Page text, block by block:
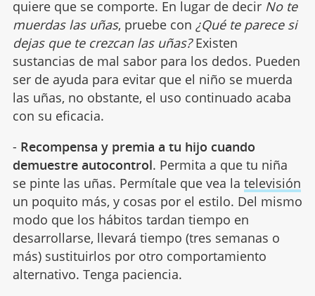
quiere que se comporte. En lugar de decir No te
muerdas las uñas, pruebe con ¿Qué te parece si
dejas que te crezcan las uñas?Existen
sustancias de mal sabor para los dedos. Pueden
ser de ayuda para evitar que el niño se muerda
las uñas, no obstante, el uso continuado acaba
con su eficacia.
- Recompensa y premia a tu hijo cuando
demuestre autocontrol. Permita a que tu niña
se pinte las uñas. Permítale que vea la televisión
un poquito más, y cosas por el estilo. Del mismo
modo que los hábitos tardan tiempo en
desarrollarse, llevará tiempo (tres semanas o
más) sustituirlos por otro comportamiento
alternativo. Tenga paciencia.